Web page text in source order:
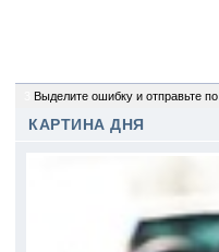
Выделите ошибку и отправьте по
КАРТИНА ДНЯ